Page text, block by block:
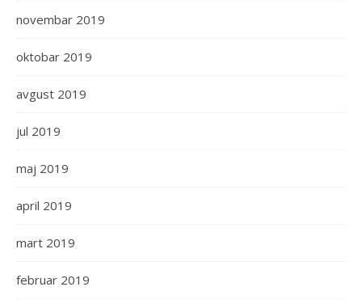
novembar 2019
oktobar 2019
avgust 2019
jul 2019
maj 2019
april 2019
mart 2019
februar 2019